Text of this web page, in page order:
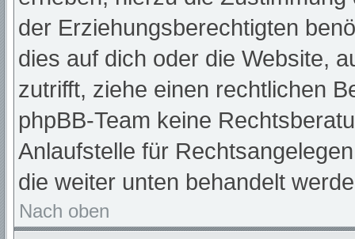
der Erziehungsberechtigten
dies auf dich oder die Website,
zutrifft, ziehe einen rechtlichen
phpBB-Team keine
Anlaufstelle für
die weiter unten behandelt
Nach oben